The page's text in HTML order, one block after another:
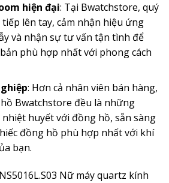
hiện đại: Tại Bwatchstore, quý
lên tay, cảm nhận hiệu ứng
và nhận sự tư vấn tận tình để
phù hợp nhất với phong cách
: Hơn cả nhân viên bán hàng,
Bwatchstore đều là những
huyết với đồng hồ, sẵn sàng
đồng hồ phù hợp nhất với khí
bạn.
Nữ máy quartz kính